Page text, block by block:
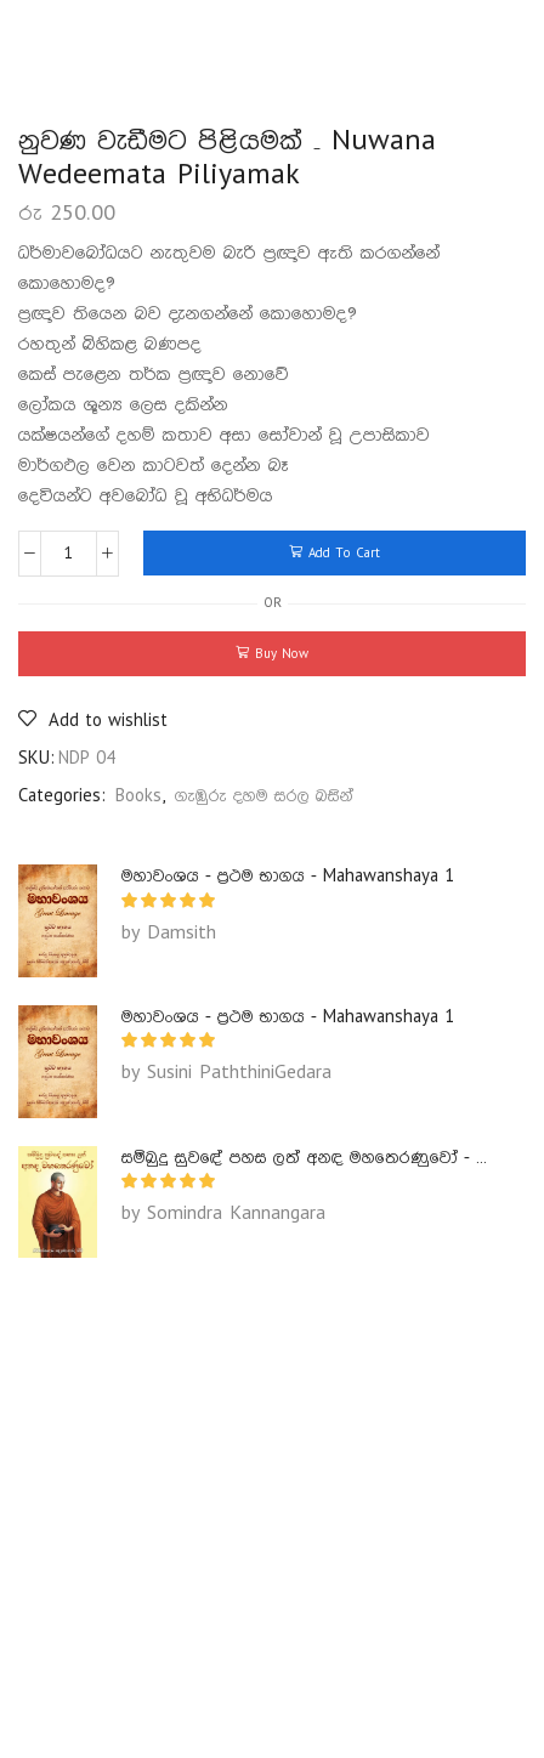
නුවණ වැඩීමට පිළියමක් – Nuwana
Wedeemata Piliyamak
රු 250.00
ධර්මාවබෝධයට නැතුවම බැරි ප්‍රඥාව ඇති කරගන්නේ
කොහොමද?
ප්‍රඥාව තියෙන බව දැනගන්නේ කොහොමද?
රහතුන් බිහිකළ බණපද
කෙස් පැළෙන තර්ක ප්‍රඥාව නොවේ
ලෝකය ශූන්‍ය ලෙස දකින්න
යක්ෂයන්ගේ දහම් කතාව අසා සෝවාන් වූ උපාසිකාව
මාර්ගඵල වෙන කාටවත් දෙන්න බෑ
දෙවියන්ට අවබෝධ වූ අභිධර්මය
Add To Cart
OR
Buy Now
Add to wishlist
SKU: NDP 04
Categories: Books, ගැඹුරු දහම සරල බසින්
මහාවංශය - ප්‍රථම භාගය - Mahawanshaya 1
by Damsith
මහාවංශය - ප්‍රථම භාගය - Mahawanshaya 1
by Susini PaththiniGedara
සම්බුදු සුවඳේ පහස ලත් අනඳ මහතෙරණුවෝ - Ananda Maha Theranuwo
by Somindra Kannangara